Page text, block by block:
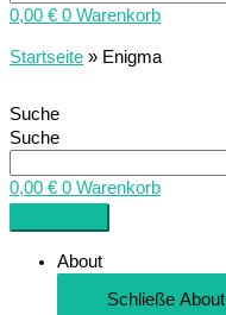
0,00 € 0 Warenkorb
Startseite » Enigma
Suche
Suche
0,00 € 0 Warenkorb
About
Schließe About